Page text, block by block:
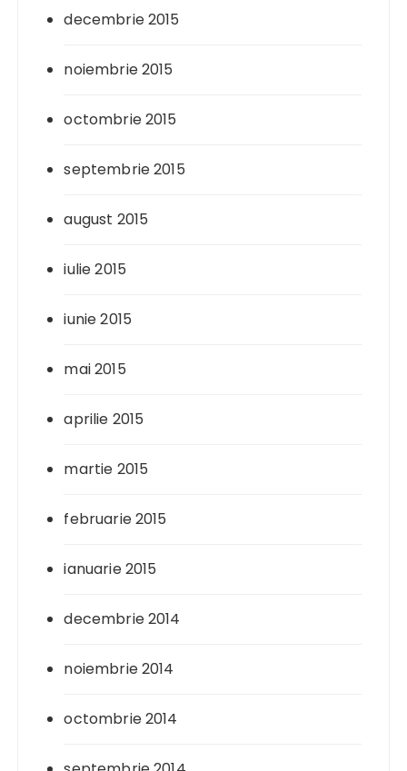
decembrie 2015
noiembrie 2015
octombrie 2015
septembrie 2015
august 2015
iulie 2015
iunie 2015
mai 2015
aprilie 2015
martie 2015
februarie 2015
ianuarie 2015
decembrie 2014
noiembrie 2014
octombrie 2014